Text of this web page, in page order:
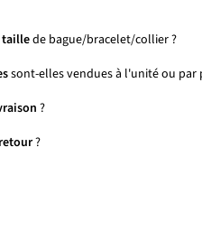
taillede bague/bracelet/collier ?
sont-elles vendues à l'unité ou par
?
?